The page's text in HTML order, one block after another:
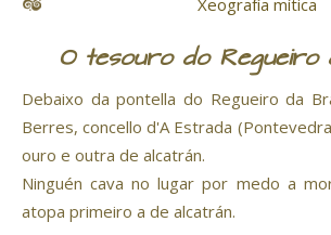
Xeografía mítica
O tesouro do Regueiro
Debaixo da pontella do Regueiro da
Berres, concello d'A Estrada
ouro e outra de alcatrán.
Ninguén cava no lugar por medo a
atopa primeiro a de alcatrán.